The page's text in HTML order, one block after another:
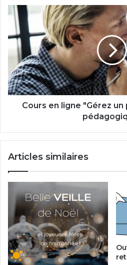
Cours
en
ligne
"Gérez
projet
d'ingénierie
pédagogique"
Cours en ligne "Gérez
Articles similaires